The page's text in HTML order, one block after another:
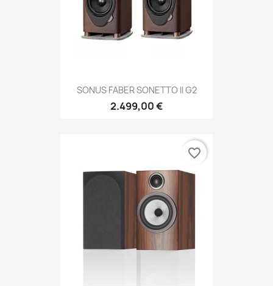
SONUS FABER SONETTO II G2
2.499,00 €
favorite_border